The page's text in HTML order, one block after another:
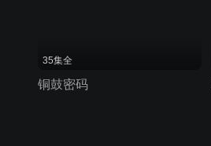
35集全
铜鼓密码